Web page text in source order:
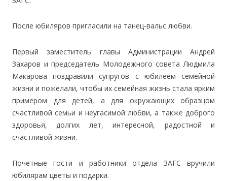
После юбиляров пригласили на танец-вальс любви.
Первый заместитель главы Администрации Андрей
Захаров и председатель Молодежного совета Людмила
Макарова поздравили супругов с юбилеем семейной
жизни и пожелали, чтобы их семейная жизнь стала ярким
примером для детей, а для окружающих образцом
счастливой семьи и неугасимой любви, а также доброго
здоровья, долгих лет, интересной, радостной и
счастливой жизни.
Почетные гости и работники отдела ЗАГС вручили
юбилярам цветы и подарки.